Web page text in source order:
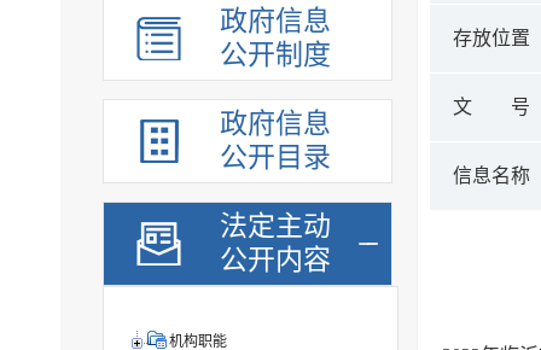
政府信息
公开制度
政府信息
公开目录
法定主动
公开内容
机构职能
存放位置
文 号
信息名称